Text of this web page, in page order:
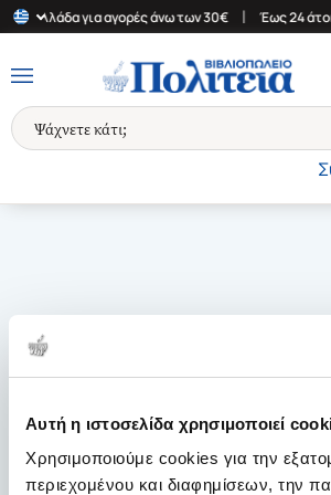
Αυτή η ιστοσελίδα χρησιμοποιεί
Χρησιμοποιούμε cookies για την
περιεχομένου και διαφημίσεων, την
Ελλάδα για αγορές άνω των 30€ Έως 24